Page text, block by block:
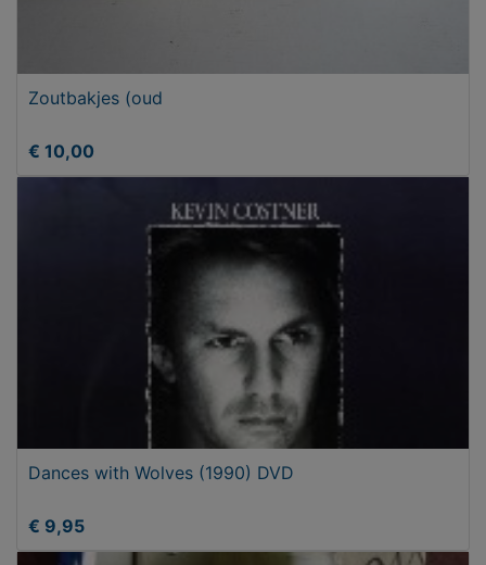
Zoutbakjes (oud
€ 10,00
Dances with Wolves (1990) DVD
€ 9,95